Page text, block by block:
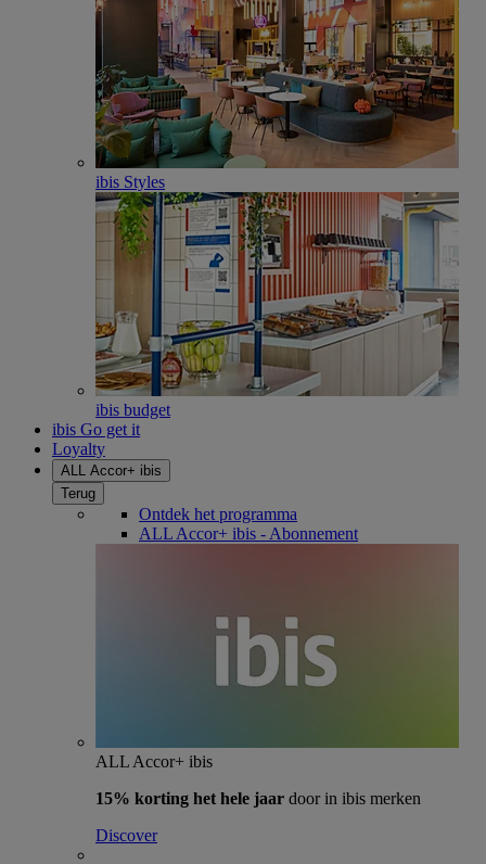
ibis Styles
ibis budget
ibis Go get it
Loyalty
ALL Accor+ ibis
Terug
Ontdek het programma
ALL Accor+ ibis - Abonnement
ALL Accor+ ibis
15% korting het hele jaar door in ibis merken
Discover